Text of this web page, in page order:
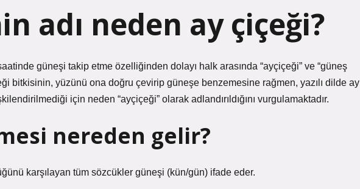
adı neden ay çiçeği?
güneşi takip etme özelliğinden dolayı halk arasında “ayçiçeği” ve “güneş
bitkisinin, yüzünü ona doğru çevirip güneşe benzemesine rağmen, yazılı dilde ay
için neden “ayçiçeği” olarak adlandırıldığını vurgulamaktadır.
nereden gelir?
karşılayan tüm sözcükler güneşi (kün/gün) ifade eder.